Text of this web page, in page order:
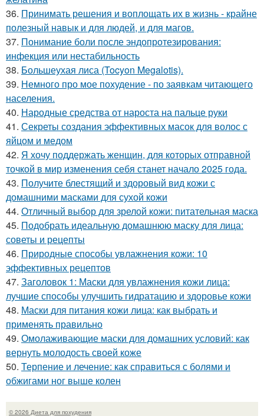
36. Принимать решения и воплощать их в жизнь - крайне
полезный навык и для людей, и для магов.
37. Понимание боли после эндопротезирования:
инфекция или нестабильность
38. Большеухая лиса (Tocyon Megalotis).
39. Немного про мое похудение - по заявкам читающего
населения.
40. Народные средства от нароста на пальце руки
41. Секреты создания эффективных масок для волос с
яйцом и медом
42. Я хочу поддержать женщин, для которых отправной
точкой в мир изменения себя станет начало 2025 года.
43. Получите блестящий и здоровый вид кожи с
домашними масками для сухой кожи
44. Отличный выбор для зрелой кожи: питательная маска
45. Подобрать идеальную домашнюю маску для лица:
советы и рецепты
46. Природные способы увлажнения кожи: 10
эффективных рецептов
47. Заголовок 1: Маски для увлажнения кожи лица:
лучшие способы улучшить гидратацию и здоровье кожи
48. Маски для питания кожи лица: как выбрать и
применять правильно
49. Омолаживающие маски для домашних условий: как
вернуть молодость своей коже
50. Терпение и лечение: как справиться с болями и
обжигами ног выше колен
© 2026 Диета для похудения